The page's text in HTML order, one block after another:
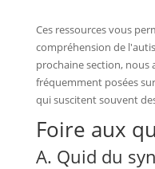
Ces ressources vous
compréhension de
prochaine section, nous
fréquemment posées
qui suscitent souvent
Foire aux
A. Quid du